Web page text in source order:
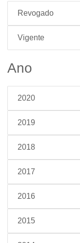
Revogado
Vigente
Ano
2020
2019
2018
2017
2016
2015